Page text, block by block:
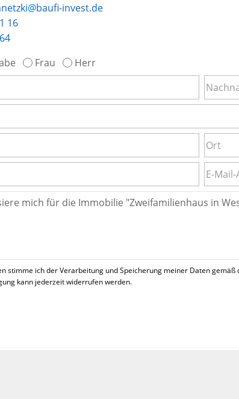
invest.de
16
Frau Herr
stimme ich der Verarbeitung und Speicherung meiner Daten
kann jederzeit widerrufen werden.